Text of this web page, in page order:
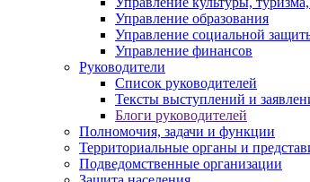
Управление образования
Управление социальной
Управление финансов
Руководители
Список руководителей
Тексты выступлений и
Блоги руководителей
Полномочия, задачи и функции
Территориальные органы и
Подведомственные организации